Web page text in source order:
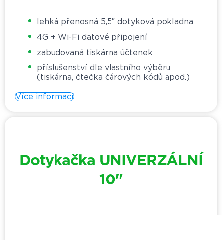
lehká přenosná 5,5″ dotyková pokladna
4G + Wi-Fi datové připojení
zabudovaná tiskárna účtenek
příslušenství dle vlastního výběru
(tiskárna, čtečka čárových kódů apod.)
Více informací
Dotykačka UNIVERZÁLNÍ
10"